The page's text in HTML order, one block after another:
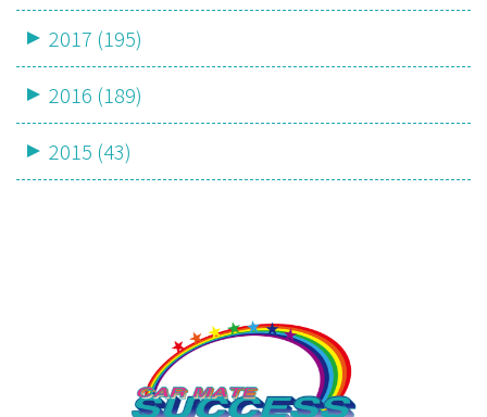
2017 (195)
2016 (189)
2015 (43)